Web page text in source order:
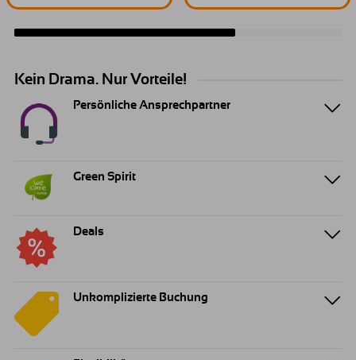
Kein Drama. Nur Vorteile!
Persönliche Ansprechpartner
Green Spirit
Deals
Unkomplizierte Buchung